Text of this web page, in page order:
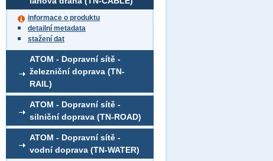
informace o produktu
detailní metadata
stažení dat
ATOM - Dopravní sítě -
železniční doprava (TN-
RAIL)
ATOM - Dopravní sítě -
silniční doprava (TN-ROAD)
ATOM - Dopravní sítě -
vodní doprava (TN-WATER)